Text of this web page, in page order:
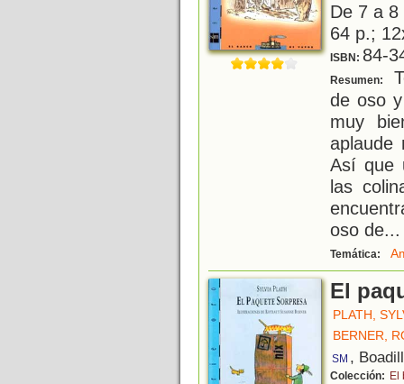
De 7 a
64 p.;
ISBN: 84-
Resumen:
de oso
muy
aplaude
Así que
las
oso de...
Temática:
El
PLATH,
BERNER,
SM ,
Colección: El